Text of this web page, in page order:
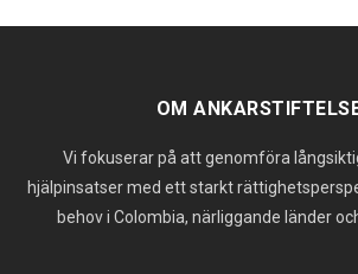
OM
Vi fokuserar på att genomföra
hjälpinsatser med ett starkt
behov i Colombia, närliggande länder